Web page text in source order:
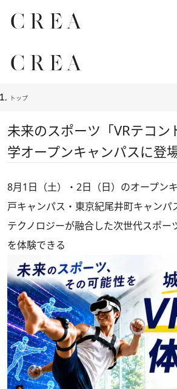
トップ
未来のスポーツ「VRテコン
学オープンキャンパスに登
8月1日（土）・2日（日）のオープン
戸キャンパス・東京紀尾井町キャンパ
テクノロジーが融合した次世代スポー
を体験できる